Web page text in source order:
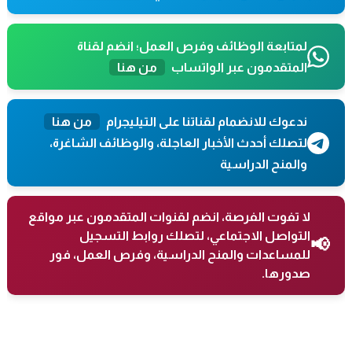
لمتابعة الوظائف وفرص العمل؛ انضم لقناة
المتقدمون عبر الواتساب
من هنا
ندعوك للانضمام لقناتنا على التيليجرام
من هنا
لتصلك أحدث الأخبار العاجلة، والوظائف الشاغرة،
والمنح الدراسية
📢
لا تفوت الفرصة، انضم لقنوات المتقدمون عبر مواقع
التواصل الاجتماعي، لتصلك روابط التسجيل
للمساعدات والمنح الدراسية، وفرص العمل، فور
صدورها.